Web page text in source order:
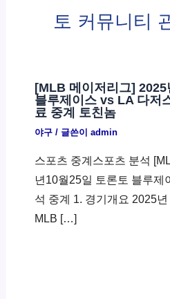
토 커뮤니티
[MLB 메이저리그]
블루제이스 vs LA 다저
료 중계 토친놈
야구/ 글쓴이 admin
스포츠 중계스포츠 분석
년10월25일 토론토 블루제
석 중계 1. 경기개요 2025
MLB […]